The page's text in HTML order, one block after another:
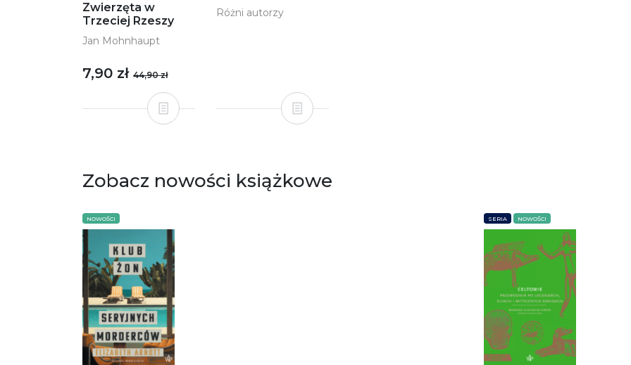
Zwierzęta w
Trzeciej Rzeszy
Jan Mohnhaupt
7,90 zł 44,90 zł
Różni autorzy
Zobacz nowości książkowe
NOWOŚCI SERIA NOWOŚCI